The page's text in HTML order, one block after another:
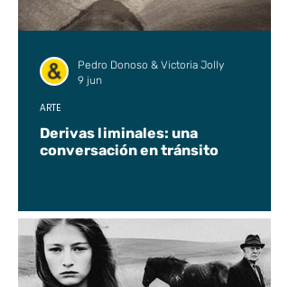
Derivas liminales: una
conversación en tránsito
ARTE
Pedro Donoso & Victoria Jolly
9 jun